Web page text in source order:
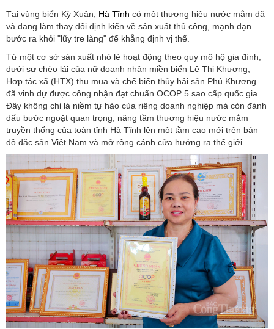
Tại vùng biển Kỳ Xuân, Hà Tĩnh có một thương hiệu nước mắm đã
và đang làm thay đổi định kiến về sản xuất thủ công, mạnh dạn
bước ra khỏi "lũy tre làng" để khẳng định vị thế.
Từ một cơ sở sản xuất nhỏ lẻ hoạt động theo quy mô hộ gia đình,
dưới sự chèo lái của nữ doanh nhân miền biển Lê Thị Khương,
Hợp tác xã (HTX) thu mua và chế biến thủy hải sản Phú Khương
đã vinh dự được công nhận đạt chuẩn OCOP 5 sao cấp quốc gia.
Đây không chỉ là niềm tự hào của riêng doanh nghiệp mà còn đánh
dấu bước ngoặt quan trọng, nâng tầm thương hiệu nước mắm
truyền thống của toàn tỉnh Hà Tĩnh lên một tầm cao mới trên bản
đồ đặc sản Việt Nam và mở rộng cánh cửa hướng ra thế giới.